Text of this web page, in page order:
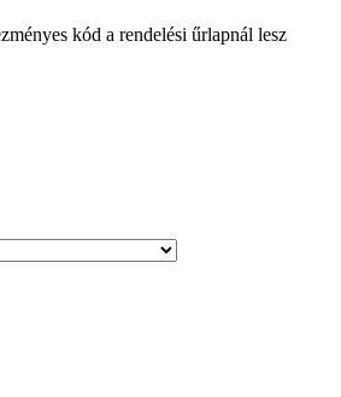
kód a rendelési űrlapnál lesz